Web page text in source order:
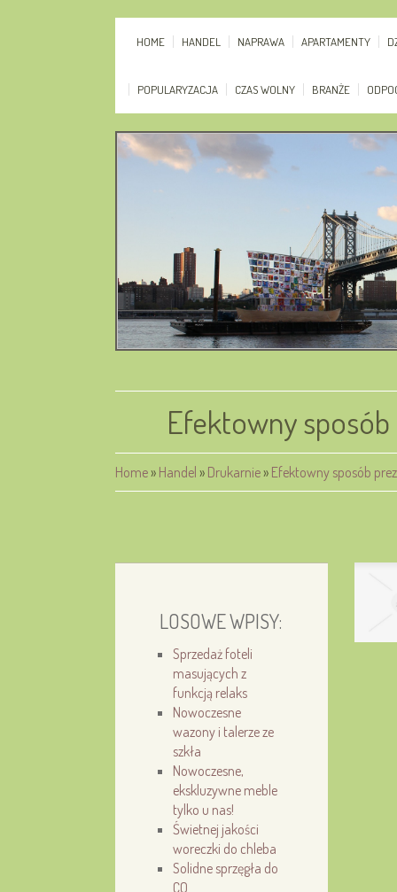
HOME HANDEL NAPRAWA APARTAMENTY
POPULARYZACJA CZAS WOLNY BRANŻE
Efektowny
Home» Handel » Drukarnie» Efektowny sposób
LOSOWE WPISY:
Sprzedaż foteli
masujących z
funkcją relaks
Nowoczesne
wazony i talerze ze
szkła
Nowoczesne,
ekskluzywne meble
tylko u nas!
Świetnej jakości
woreczki do chleba
Solidne sprzęgła do
CO